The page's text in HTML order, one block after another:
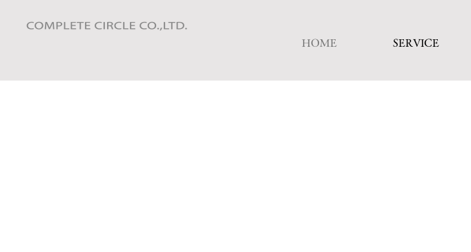
HOME SERVICE